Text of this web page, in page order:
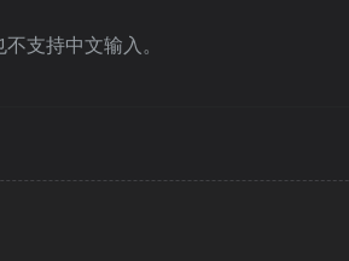
支持中文输入。